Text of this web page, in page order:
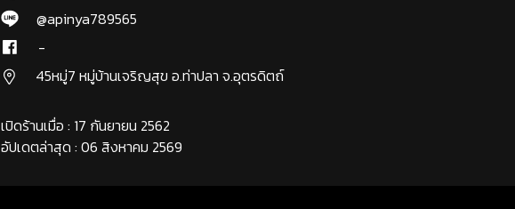
@apinya789565
-
45หมู่7 หมู่บ้านเจริญสุข อ.ท่าปลา จ.อุตรดิตถ์
เปิดร้านเมื่อ : 17 กันยายน 2562
อัปเดตล่าสุด : 06 สิงหาคม 2569